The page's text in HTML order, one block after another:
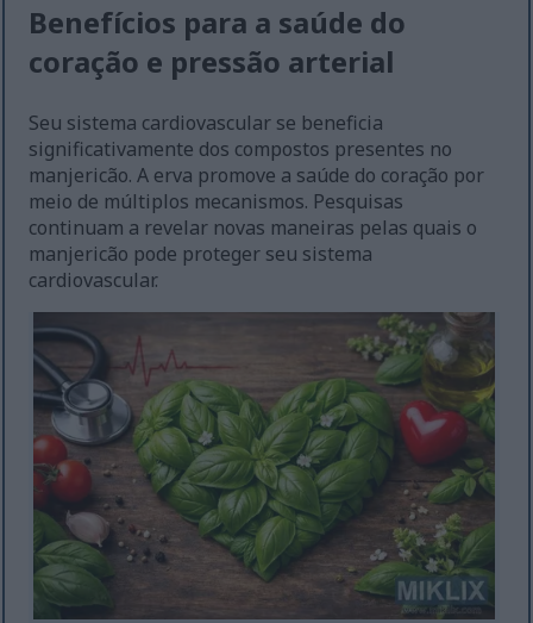
Benefícios para a saúde do
coração e pressão arterial
Seu sistema cardiovascular se beneficia
significativamente dos compostos presentes no
manjericão. A erva promove a saúde do coração por
meio de múltiplos mecanismos. Pesquisas
continuam a revelar novas maneiras pelas quais o
manjericão pode proteger seu sistema
cardiovascular.